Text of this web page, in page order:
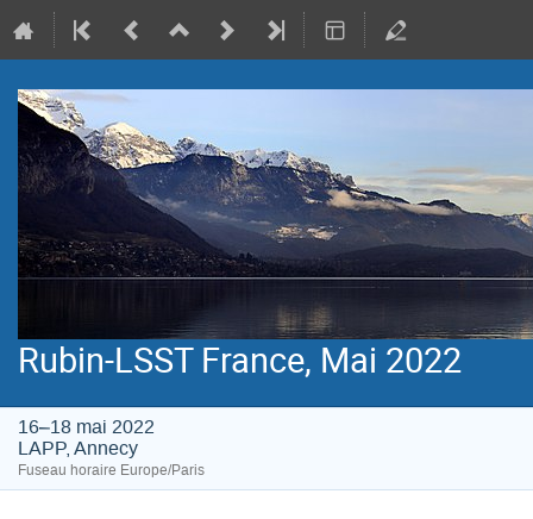
Rubin-LSST France, Mai 2022
16–18 mai 2022
LAPP, Annecy
Fuseau horaire Europe/Paris